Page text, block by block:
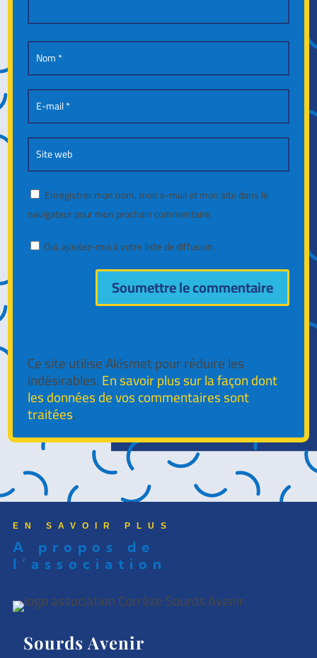
Enregistrer mon nom, mon e-mail et mon site dans le
navigateur pour mon prochain commentaire.
Oui, ajoutez-moi à votre liste de diffusion.
Soumettre le commentaire
Ce site utilise Akismet pour réduire les
indésirables.En savoir plus sur la façon dont
les données de vos commentaires sont
traitées.
EN SAVOIR PLUS
A propos de
l’association
Sourds Avenir